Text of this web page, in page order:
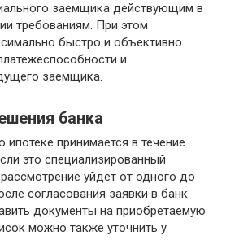
заемщика действующим в
требованиям. При этом
быстро и объективно
и
заемщика.
банка
принимается в течение
это специализированный
уйдет от одного до
согласования заявки в банк
документы на приобретаемую
можно также уточнить у